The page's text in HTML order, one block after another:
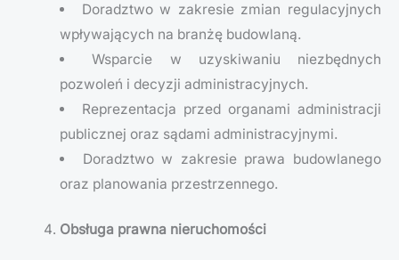
Doradztwo w zakresie zmian regulacyjnych
wpływających na branżę budowlaną.
Wsparcie w uzyskiwaniu niezbędnych
pozwoleń i decyzji administracyjnych.
Reprezentacja przed organami administracji
publicznej oraz sądami administracyjnymi.
Doradztwo w zakresie prawa budowlanego
oraz planowania przestrzennego.
Obsługa prawna nieruchomości